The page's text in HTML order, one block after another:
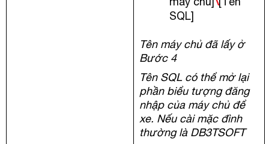
SQL]
Tên máy chủ đã lấy ở
Bước 4
Tên SQL có thể mở lại
phần biểu tượng đăng
nhập của máy chủ để
xe. Nếu cài mặc đình
thường là DB3TSOFT